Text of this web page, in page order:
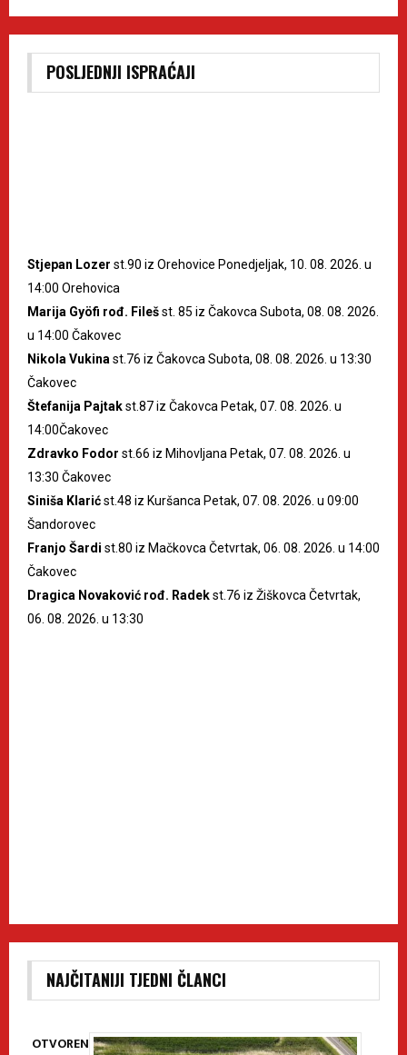
POSLJEDNJI ISPRAĆAJI
Stjepan Lozer st.90 iz Orehovice Ponedjeljak, 10. 08. 2026. u
14:00 Orehovica
Marija Gyöfi rođ. Filešst. 85 iz Čakovca Subota, 08. 08. 2026.
u 14:00 Čakovec
Nikola Vukina st.76 iz Čakovca Subota, 08. 08. 2026. u 13:30
Čakovec
Štefanija Pajtakst.87 iz Čakovca Petak, 07. 08. 2026. u
14:00Čakovec
Zdravko Fodor st.66 iz Mihovljana Petak, 07. 08. 2026. u
13:30 Čakovec
Siniša Klarićst.48 iz Kuršanca Petak, 07. 08. 2026. u 09:00
Šandorovec
Franjo Šardi st.80 iz Mačkovca Četvrtak, 06. 08. 2026. u 14:00
Čakovec
Dragica Novaković rođ. Radekst.76 iz Žiškovca Četvrtak,
06. 08. 2026. u 13:30
NAJČITANIJI TJEDNI ČLANCI
OTVOREN